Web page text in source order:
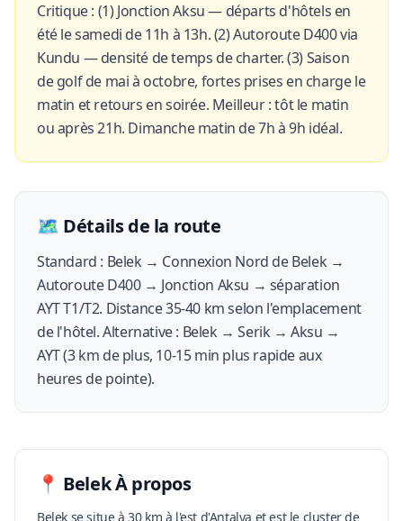
Critique : (1) Jonction Aksu — départs d'hôtels en
été le samedi de 11h à 13h. (2) Autoroute D400 via
Kundu — densité de temps de charter. (3) Saison
de golf de mai à octobre, fortes prises en charge le
matin et retours en soirée. Meilleur : tôt le matin
ou après 21h. Dimanche matin de 7h à 9h idéal.
🗺️ Détails de la route
Standard : Belek → Connexion Nord de Belek →
Autoroute D400 → Jonction Aksu → séparation
AYT T1/T2. Distance 35-40 km selon l'emplacement
de l'hôtel. Alternative : Belek → Serik → Aksu →
AYT (3 km de plus, 10-15 min plus rapide aux
heures de pointe).
📍 BelekÀ propos
Belek se situe à 30 km à l'est d'Antalya et est le cluster de